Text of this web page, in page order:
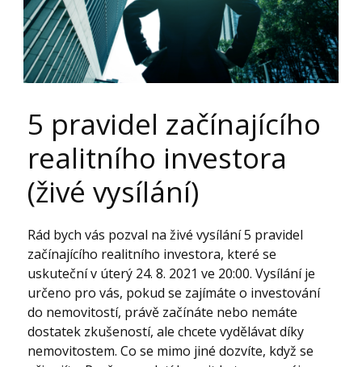
5 pravidel začínajícího
realitního investora
(živé vysílání)
Rád bych vás pozval na živé vysílání 5 pravidel
začínajícího realitního investora, které se
uskuteční v úterý 24. 8. 2021 ve 20:00. Vysílání je
určeno pro vás, pokud se zajímáte o investování
do nemovitostí, právě začínáte nebo nemáte
dostatek zkušeností, ale chcete vydělávat díky
nemovitostem. Co se mimo jiné dozvíte, když se